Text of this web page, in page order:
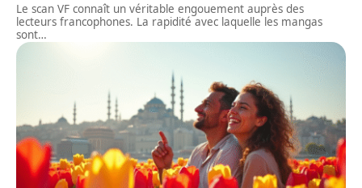
Le scan VF connaît un véritable engouement auprès des
lecteurs francophones. La rapidité avec laquelle les mangas
sont…